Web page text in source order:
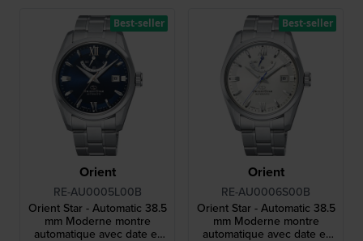
Orient
RE-AU0005L00B
Orient Star - Automatic 38.5
mm Moderne montre
automatique avec date et
Best-seller
Orient
RE-AU0006S00B
Orient Star - Automatic 38.5
mm Moderne montre
automatique avec date et
Best-seller